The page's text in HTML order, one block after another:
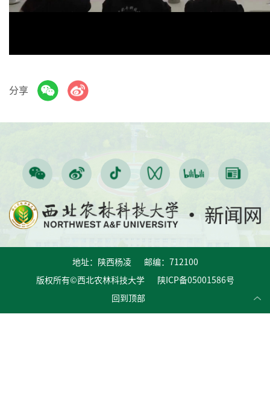
分享
地址：陕西杨凌 邮编：712100
版权所有©西北农林科技大学 陕ICP备05001586号
回到顶部